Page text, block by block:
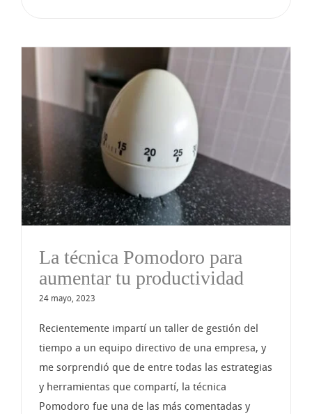
La técnica Pomodoro para
aumentar tu productividad
24 mayo, 2023
Recientemente impartí un taller de gestión del
tiempo a un equipo directivo de una empresa, y
me sorprendió que de entre todas las estrategias
y herramientas que compartí, la técnica
Pomodoro fue una de las más comentadas y